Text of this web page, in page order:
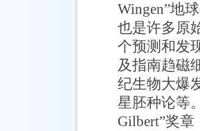
Wingen”地
也是许多原
个预测和发
及指南趋磁
纪生物大爆
星胚种论等
Gilbert”奖章